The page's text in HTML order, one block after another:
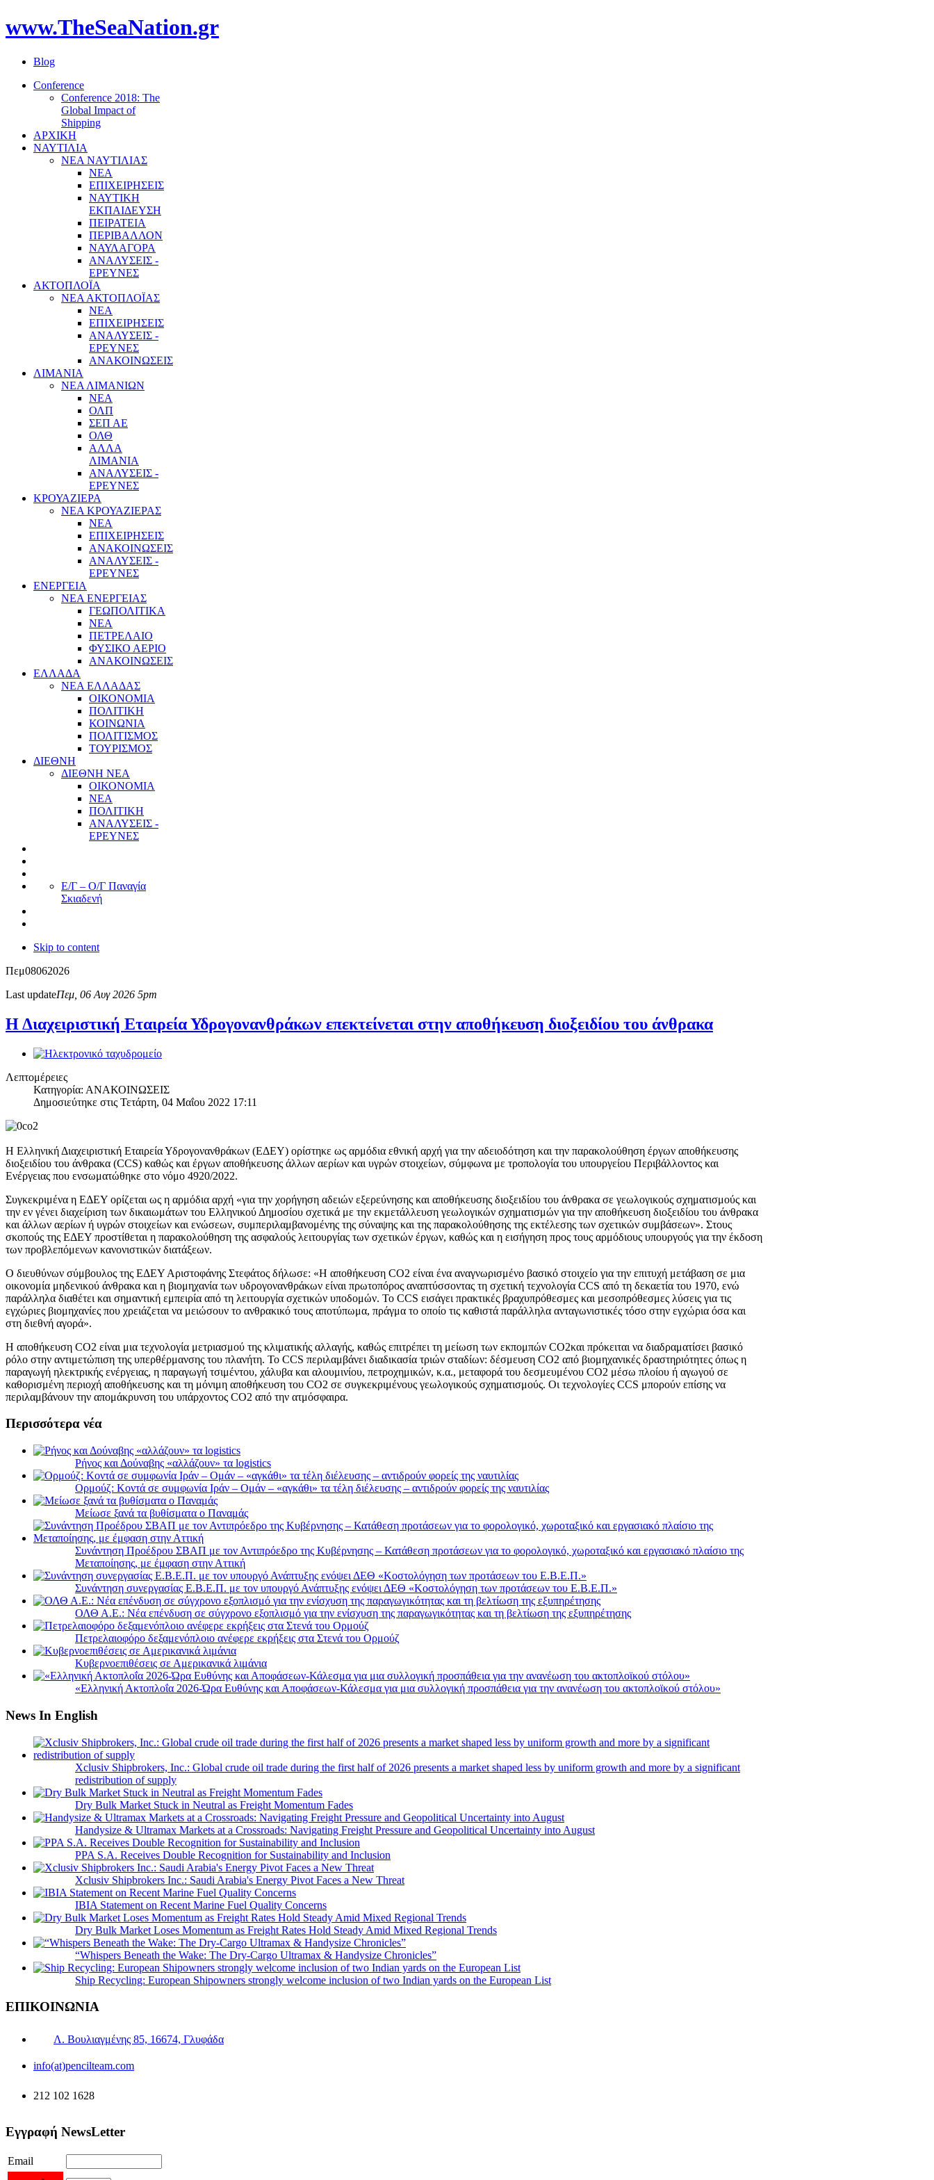
www.TheSeaNation.gr
Blog
Conference
Conference 2018: The
Global Impact of
Shipping
ΑΡΧΙΚΗ
ΝΑΥΤΙΛΙΑ
ΝΕΑ ΝΑΥΤΙΛΙΑΣ
ΝΕΑ
ΕΠΙΧΕΙΡΗΣΕΙΣ
ΝΑΥΤΙΚΗ
ΕΚΠΑΙΔΕΥΣΗ
ΠΕΙΡΑΤΕΙΑ
ΠΕΡΙΒΑΛΛΟΝ
ΝΑΥΛΑΓΟΡΑ
ΑΝΑΛΥΣΕΙΣ -
ΕΡΕΥΝΕΣ
ΑΚΤΟΠΛΟΪΑ
ΝΕΑ ΑΚΤΟΠΛΟΪΑΣ
ΝΕΑ
ΕΠΙΧΕΙΡΗΣΕΙΣ
ΑΝΑΛΥΣΕΙΣ -
ΕΡΕΥΝΕΣ
ΑΝΑΚΟΙΝΩΣΕΙΣ
ΛΙΜΑΝΙΑ
ΝΕΑ ΛΙΜΑΝΙΩΝ
ΝΕΑ
ΟΛΠ
ΣΕΠ ΑΕ
ΟΛΘ
ΑΛΛΑ
ΛΙΜΑΝΙΑ
ΑΝΑΛΥΣΕΙΣ -
ΕΡΕΥΝΕΣ
ΚΡΟΥΑΖΙΕΡΑ
ΝΕΑ ΚΡΟΥΑΖΙΕΡΑΣ
NEA
ΕΠΙΧΕΙΡΗΣΕΙΣ
ΑΝΑΚΟΙΝΩΣΕΙΣ
ΑΝΑΛΥΣΕΙΣ -
ΕΡΕΥΝΕΣ
ΕΝΕΡΓΕΙΑ
ΝΕΑ ΕΝΕΡΓΕΙΑΣ
ΓΕΩΠΟΛΙΤΙΚΑ
ΝΕΑ
ΠΕΤΡΕΛΑΙΟ
ΦΥΣΙΚΟ ΑΕΡΙΟ
ΑΝΑΚΟΙΝΩΣΕΙΣ
ΕΛΛΑΔΑ
ΝΕΑ ΕΛΛΑΔΑΣ
ΟΙΚΟΝΟΜΙΑ
ΠΟΛΙΤΙΚΗ
ΚΟΙΝΩΝΙΑ
ΠΟΛΙΤΙΣΜΟΣ
ΤΟΥΡΙΣΜΟΣ
ΔΙΕΘΝΗ
ΔΙΕΘΝΗ ΝΕΑ
ΟΙΚΟΝΟΜΙΑ
ΝΕΑ
ΠΟΛΙΤΙΚΗ
ΑΝΑΛΥΣΕΙΣ -
ΕΡΕΥΝΕΣ
Ε/Γ – Ο/Γ Παναγία
Σκιαδενή
Skip to content
Πεμ08062026
Last updateΠεμ, 06 Αυγ 2026 5pm
Η Διαχειριστική Εταιρεία Υδρογονανθράκων επεκτείνεται στην αποθήκευση διοξειδίου του άνθρακα
Λεπτομέρειες
Κατηγορία: ΑΝΑΚΟΙΝΩΣΕΙΣ
Δημοσιεύτηκε στις Τετάρτη, 04 Μαΐου 2022 17:11
Η Ελληνική Διαχειριστική Εταιρεία Υδρογονανθράκων (ΕΔΕΥ) ορίστηκε ως αρμόδια εθνική αρχή για την αδειοδότηση και την παρακολούθηση έργων αποθήκευσης
διοξειδίου του άνθρακα (CCS) καθώς και έργων αποθήκευσης άλλων αερίων και υγρών στοιχείων, σύμφωνα με τροπολογία του υπουργείου Περιβάλλοντος και
Ενέργειας που ενσωματώθηκε στο νόμο 4920/2022.
Συγκεκριμένα η ΕΔΕΥ ορίζεται ως η αρμόδια αρχή «για την χορήγηση αδειών εξερεύνησης και αποθήκευσης διοξειδίου του άνθρακα σε γεωλογικούς σχηματισμούς και
την εν γένει διαχείριση των δικαιωμάτων του Ελληνικού Δημοσίου σχετικά με την εκμετάλλευση γεωλογικών σχηματισμών για την αποθήκευση διοξειδίου του άνθρακα
και άλλων αερίων ή υγρών στοιχείων και ενώσεων, συμπεριλαμβανομένης της σύναψης και της παρακολούθησης της εκτέλεσης των σχετικών συμβάσεων». Στους
σκοπούς της ΕΔΕΥ προστίθεται η παρακολούθηση της ασφαλούς λειτουργίας των σχετικών έργων, καθώς και η εισήγηση προς τους αρμόδιους υπουργούς για την έκδοση
των προβλεπόμενων κανονιστικών διατάξεων.
Ο διευθύνων σύμβουλος της ΕΔΕΥ Αριστοφάνης Στεφάτος δήλωσε: «Η αποθήκευση CO2 είναι ένα αναγνωρισμένο βασικό στοιχείο για την επιτυχή μετάβαση σε μια
οικονομία μηδενικού άνθρακα και η βιομηχανία των υδρογονανθράκων είναι πρωτοπόρος αναπτύσσοντας τη σχετική τεχνολογία CCS από τη δεκαετία του 1970, ενώ
παράλληλα διαθέτει και σημαντική εμπειρία από τη λειτουργία σχετικών υποδομών. Το CCS εισάγει πρακτικές βραχυπρόθεσμες και μεσοπρόθεσμες λύσεις για τις
εγχώριες βιομηχανίες που χρειάζεται να μειώσουν το ανθρακικό τους αποτύπωμα, πράγμα το οποίο τις καθιστά παράλληλα ανταγωνιστικές τόσο στην εγχώρια όσα και
στη διεθνή αγορά».
Η αποθήκευση CO2 είναι μια τεχνολογία μετριασμού της κλιματικής αλλαγής, καθώς επιτρέπει τη μείωση των εκπομπών CO2και πρόκειται να διαδραματίσει βασικό
ρόλο στην αντιμετώπιση της υπερθέρμανσης του πλανήτη. Το CCS περιλαμβάνει διαδικασία τριών σταδίων: δέσμευση CO2 από βιομηχανικές δραστηριότητες όπως η
παραγωγή ηλεκτρικής ενέργειας, η παραγωγή τσιμέντου, χάλυβα και αλουμινίου, πετροχημικών, κ.α., μεταφορά του δεσμευμένου CO2 μέσω πλοίου ή αγωγού σε
καθορισμένη περιοχή αποθήκευσης και τη μόνιμη αποθήκευση του CO2 σε συγκεκριμένους γεωλογικούς σχηματισμούς. Οι τεχνολογίες CCS μπορούν επίσης να
περιλαμβάνουν την απομάκρυνση του υπάρχοντος CO2 από την ατμόσφαιρα.
Περισσότερα νέα
Ρήνος και Δούναβης «αλλάζουν» τα logistics
Ορμούζ: Κοντά σε συμφωνία Ιράν – Ομάν – «αγκάθι» τα τέλη διέλευσης – αντιδρούν φορείς της ναυτιλίας
Μείωσε ξανά τα βυθίσματα ο Παναμάς
Συνάντηση Προέδρου ΣΒΑΠ με τον Αντιπρόεδρο της Κυβέρνησης – Κατάθεση προτάσεων για το φορολογικό, χωροταξικό και εργασιακό πλαίσιο της
Μεταποίησης, με έμφαση στην Αττική
Συνάντηση συνεργασίας Ε.Β.Ε.Π. με τον υπουργό Ανάπτυξης ενόψει ΔΕΘ «Κοστολόγηση των προτάσεων του Ε.Β.Ε.Π.»
ΟΛΘ Α.Ε.: Νέα επένδυση σε σύγχρονο εξοπλισμό για την ενίσχυση της παραγωγικότητας και τη βελτίωση της εξυπηρέτησης
Πετρελαιοφόρο δεξαμενόπλοιο ανέφερε εκρήξεις στα Στενά του Ορμούζ
Κυβερνοεπιθέσεις σε Αμερικανικά λιμάνια
«Ελληνική Ακτοπλοΐα 2026-Ώρα Ευθύνης και Αποφάσεων-Κάλεσμα για μια συλλογική προσπάθεια για την ανανέωση του ακτοπλοϊκού στόλου»
News In English
Xclusiv Shipbrokers, Inc.: Global crude oil trade during the first half of 2026 presents a market shaped less by uniform growth and more by a significant
redistribution of supply
Dry Bulk Market Stuck in Neutral as Freight Momentum Fades
Handysize & Ultramax Markets at a Crossroads: Navigating Freight Pressure and Geopolitical Uncertainty into August
PPA S.A. Receives Double Recognition for Sustainability and Inclusion
Xclusiv Shipbrokers Inc.: Saudi Arabia's Energy Pivot Faces a New Threat
IBIA Statement on Recent Marine Fuel Quality Concerns
Dry Bulk Market Loses Momentum as Freight Rates Hold Steady Amid Mixed Regional Trends
“Whispers Beneath the Wake: The Dry‑Cargo Ultramax & Handysize Chronicles”
Ship Recycling: European Shipowners strongly welcome inclusion of two Indian yards on the European List
ΕΠΙΚΟΙΝΩΝΙΑ
Λ. Βουλιαγμένης 85, 16674, Γλυφάδα
info(at)pencilteam.com
212 102 1628
Εγγραφή NewsLetter
Email